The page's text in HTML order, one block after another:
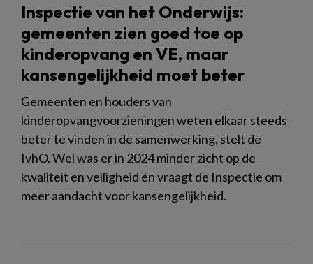
Inspectie van het Onderwijs:
gemeenten zien goed toe op
kinderopvang en VE, maar
kansengelijkheid moet beter
Gemeenten en houders van
kinderopvangvoorzieningen weten elkaar steeds
beter te vinden in de samenwerking, stelt de
IvhO. Wel was er in 2024 minder zicht op de
kwaliteit en veiligheid én vraagt de Inspectie om
meer aandacht voor kansengelijkheid.